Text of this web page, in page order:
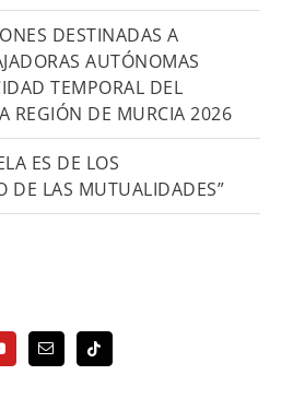
DESTINADAS A
AUTÓNOMAS
TEMPORAL DEL
REGIÓN DE MURCIA 2026
ES DE LOS
DE LAS MUTUALIDADES”